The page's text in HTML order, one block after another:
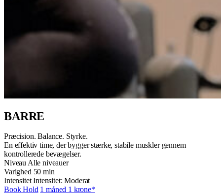
BARRE
Præcision. Balance. Styrke.
En effektiv time, der bygger stærke, stabile muskler gennem
kontrollerede bevægelser.
Niveau Alle niveauer
Varighed 50 min
Intensitet Intensitet: Moderat
Book Hold 1 måned 1 krone*